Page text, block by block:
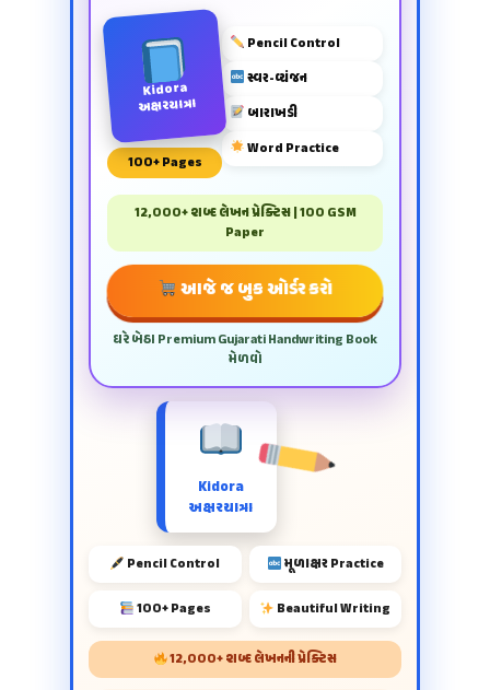
Kidora
અક્ષરયાત્રા
100+ Pages
Pencil Control
સ્વર-વ્યંજન
બારાખડી
Word Practice
12,000+ શબ્દ લેખન પ્રેક્ટિસ | 100 GSM
Paper
આજે જ બુક ઓર્ડર કરો
ઘરે બેઠા Premium Gujarati Handwriting Book
મેળવો
Kidora
અક્ષરયાત્રા
Pencil Control મૂળાક્ષર Practice
100+ Pages Beautiful Writing
12,000+ શબ્દ લેખનની પ્રેક્ટિસ